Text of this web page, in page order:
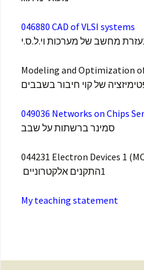
046880 CAD of VLSI systems
מחשב של מערכות וי.ל.ס.י
Modeling and Optimization
של קוי חיבור בשבבים
049036 Networks on Chips
סמינר ברשתות על שבב
044231 Electron Devices 1
התקנים אלקטרוניים1
My teaching statement